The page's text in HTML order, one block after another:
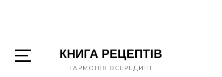
КНИГА РЕЦЕПТІВ
ГАРМОНІЯ ВСЕРЕДИНІ